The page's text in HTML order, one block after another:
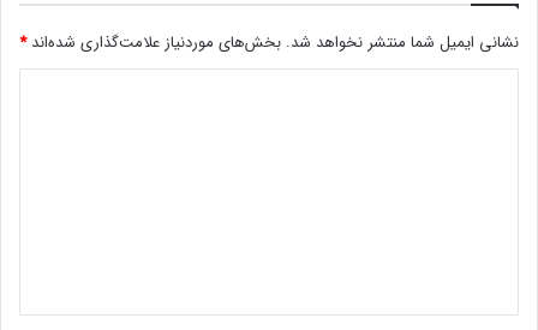
نشانی ایمیل شما منتشر نخواهد شد. بخش‌های موردنیاز علامت‌گذاری شده‌اند*